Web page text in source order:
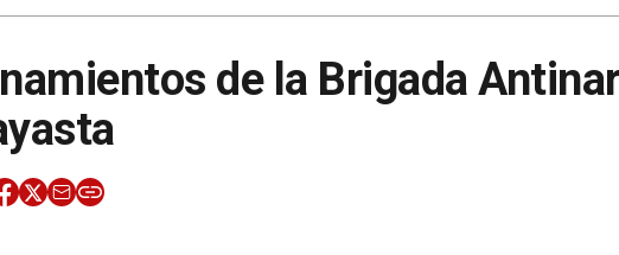
de la Brigada